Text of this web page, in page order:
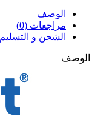
الوصف
مراجعات (0)
الشحن و التسليم
الوصف